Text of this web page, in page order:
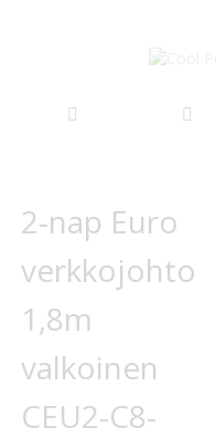
loppuun
alkuun
2-nap Euro
verkkojohto
1,8m
valkoinen
CEU2-C8-